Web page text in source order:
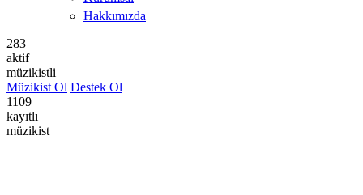
Hakkımızda
283
aktif
müzikistli
Müzikist Ol Destek Ol
1109
kayıtlı
müzikist